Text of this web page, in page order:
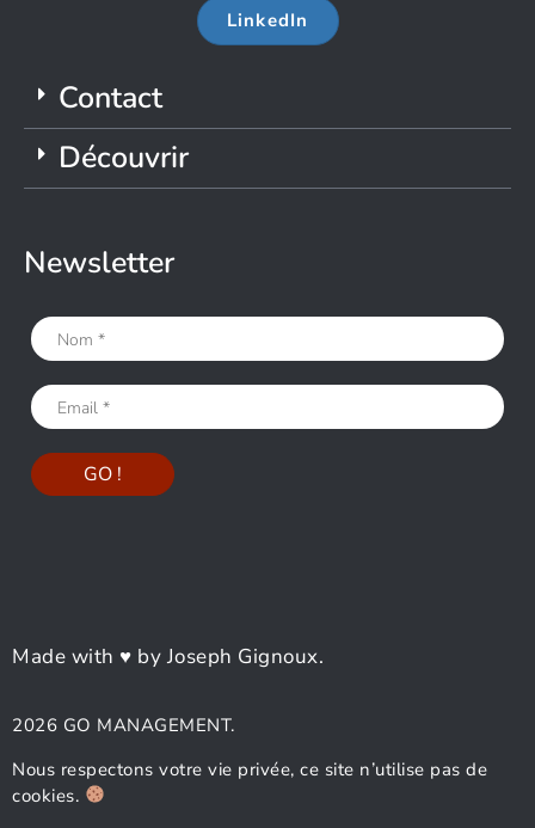
LinkedIn
Contact
Découvrir
Newsletter
Made with ♥ by Joseph Gignoux.
2026 GO MANAGEMENT.
Nous respectons votre vie privée, ce site n’utilise pas de
cookies.